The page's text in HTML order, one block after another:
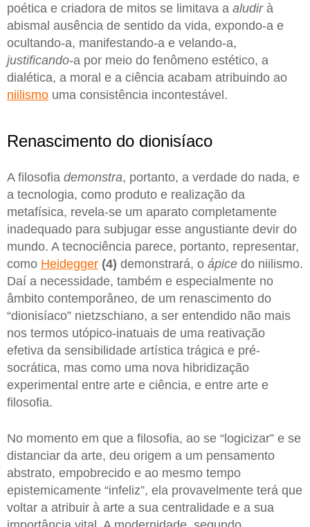
poética e criadora de mitos se limitava a aludirà
abismal ausência de sentido da vida, expondo-a e
ocultando-a, manifestando-a e velando-a,
justificando-a por meio do fenômeno estético, a
dialética, a moral e a ciência acabam atribuindo ao
niilismo uma consistência incontestável.
Renascimento do dionisíaco
A filosofia demonstra, portanto, a verdade do nada, e
a tecnologia, como produto e realização da
metafísica, revela-se um aparato completamente
inadequado para subjugar esse angustiante devir do
mundo. A tecnociência parece, portanto, representar,
como Heidegger (4) demonstrará, o ápice do niilismo.
Daí a necessidade, também e especialmente no
âmbito contemporâneo, de um renascimento do
“dionisíaco” nietzschiano, a ser entendido não mais
nos termos utópico-inatuais de uma reativação
efetiva da sensibilidade artística trágica e pré-
socrática, mas como uma nova hibridização
experimental entre arte e ciência, e entre arte e
filosofia.
No momento em que a filosofia, ao se “logicizar” e se
distanciar da arte, deu origem a um pensamento
abstrato, empobrecido e ao mesmo tempo
epistemicamente “infeliz”, ela provavelmente terá que
voltar a atribuir à arte a sua centralidade e a sua